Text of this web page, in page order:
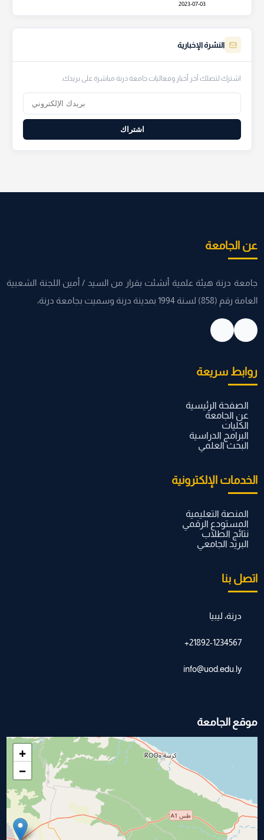
2023-07-03
النشرة الإخبارية
اشترك لتصلك آخر أخبار وفعاليات جامعة درنة مباشرة على بريدك.
اشتراك
عن الجامعة
جامعة درنة هيئة علمية أنشئت بقرار من السيد / أمين اللجنة الشعبية
العامة رقم (858) لسنة 1994 بمدينة درنة وسميت بجامعة درنة،
روابط سريعة
الصفحة الرئيسية
عن الجامعة
الكليات
البرامج الدراسية
البحث العلمي
الخدمات الإلكترونية
المنصة التعليمية
المستودع الرقمي
نتائج الطلاب
البريد الجامعي
اتصل بنا
درنة، ليبيا
21892-1234567+
info@uod.edu.ly
موقع الجامعة
+
−